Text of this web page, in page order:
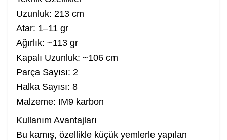
Uzunluk: 213 cm
Atar: 1–11 gr
Ağırlık: ~113 gr
Kapalı Uzunluk: ~106 cm
Parça Sayısı: 2
Halka Sayısı: 8
Malzeme: IM9 karbon
Kullanım Avantajları
Bu kamış, özellikle küçük yemlerle yapılan